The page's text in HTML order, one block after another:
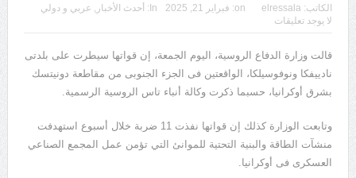
الكاتب: elressala
on: فبراير 21, 2025 In: أحدث الأخبار
عربي و دولي
لا يوجد تعليقات
قالت وزارة الدفاع الروسية، اليوم الجمعة، إن قواتها سيطرت على بلدتى
نادييفكا ونوفوسيلكا، الواقعتين فى الجزء الجنوبى من مقاطعة دونيتسك
بشرق أوكرانيا، حسبما ذكرت وكالة أنباء تاس الروسية الرسمية.
وتابعت الوزارة كذلك إن قواتها نفذت 11 ضربة خلال أسبوع استهدفت
منشآت الطاقة والبنية التحتية للموانئ التي تؤمن عمل المجمع الصناعي
العسكرى فى أوكرانيا.